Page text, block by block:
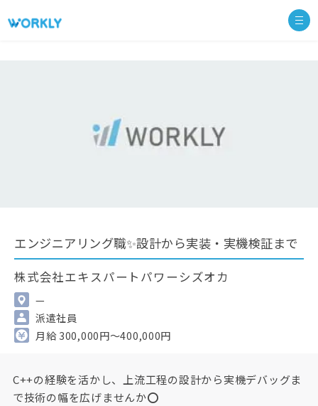
エンジニアリング職✨設計から実装・実機検証まで
株式会社エキスパートパワーシズオカ
—
派遣社員
月給 300,000円～400,000円
C++の経験を活かし、上流工程の設計から実機デバッグま
で技術の幅を広げませんか⭕